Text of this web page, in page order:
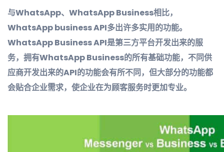
与WhatsApp、WhatsApp Business相比，
WhatsApp business API多出许多实用的功能。
WhatsApp Business API是第三方平台开发出来的服
务，拥有WhatsApp Business的所有基础功能，不同供
应商开发出来的API的功能会有所不同，但大部分的功能都
会贴合企业需求，使企业在为顾客服务时更加专业。